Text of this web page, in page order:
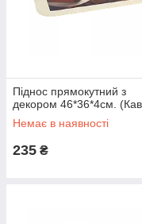
Піднос прямокутний з
декором 46*36*4см.
Немає в наявності
235 ₴